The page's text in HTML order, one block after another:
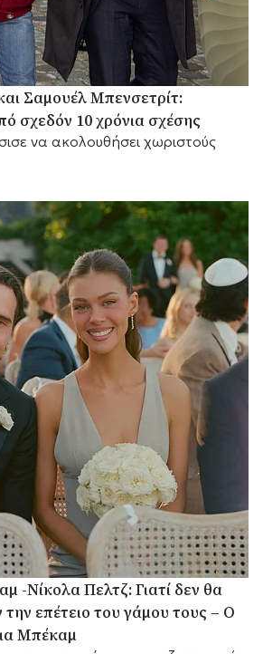
Σαμουέλ Μπενσετρίτ:
σχεδόν 10 χρόνια σχέσης
να ακολουθήσει χωριστούς
-Νίκολα Πελτζ: Γιατί δεν θα
την επέτειο του γάμου τους – Ο
Μπέκαμ